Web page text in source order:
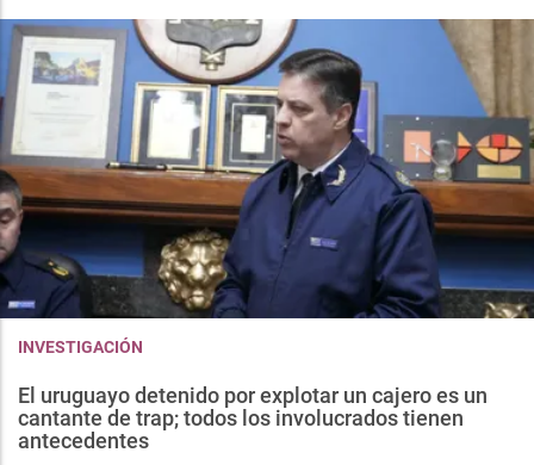
INVESTIGACIÓN
El uruguayo detenido por explotar un cajero es un
cantante de trap; todos los involucrados tienen
antecedentes